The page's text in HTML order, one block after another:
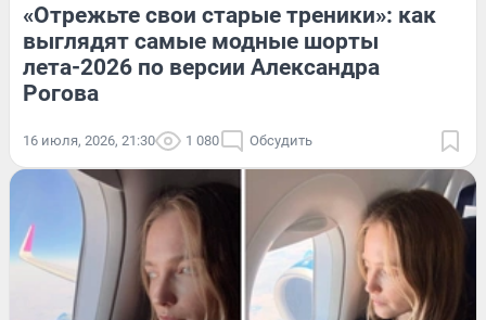
«Отрежьте свои старые треники»: как
выглядят самые модные шорты
лета-2026 по версии Александра
Рогова
16 июля, 2026, 21:30 1 080 Обсудить